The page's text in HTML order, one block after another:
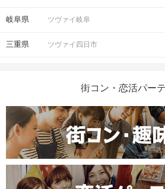
岐阜県 ツヴァイ岐阜
三重県 ツヴァイ四日市
街コン・恋活パー